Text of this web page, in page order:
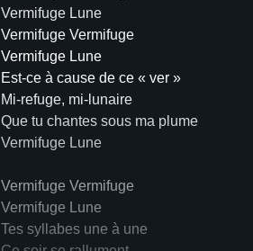
Vermifuge Lune
Vermifuge Vermifuge
Vermifuge Lune
Est-ce à cause de ce « ver »
Mi-refuge, mi-lunaire
Que tu chantes sous ma plume
Vermifuge Lune
Vermifuge Vermifuge
Vermifuge Lune
Tes syllabes une à une